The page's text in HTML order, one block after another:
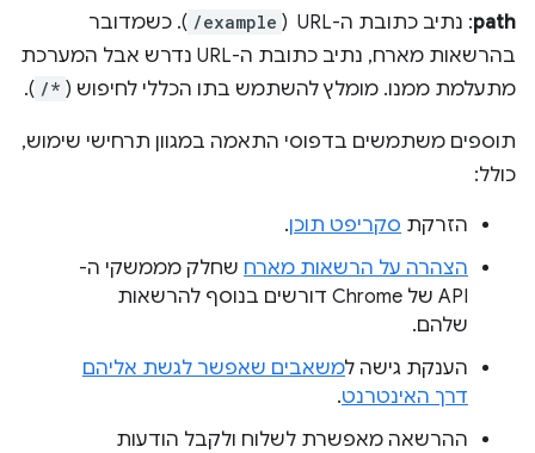
path: נתיב כתובת ה-URL ‏ ( /example ). כשמדובר
בהרשאות מארח, נתיב כתובת ה-URL נדרש אבל המערכת
מתעלמת ממנו. מומלץ להשתמש בתו הכללי לחיפוש ( /*
).
תוספים משתמשים בדפוסי התאמה במגוון תרחישי שימוש,
כולל:
הזרקת סקריפט תוכן.
הצהרה על הרשאות מארח שחלק מממשקי ה-
API של Chrome דורשים בנוסף להרשאות
שלהם.
הענקת גישה למשאבים שאפשר לגשת אליהם
דרך האינטרנט.
ההרשאה מאפשרת לשלוח ולקבל הודעות